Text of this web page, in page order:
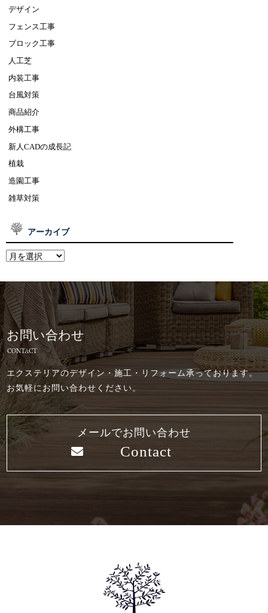
デザイン
フェンス工事
ブロック工事
人工芝
内装工事
台風対策
商品紹介
外構工事
新人CADの成長記
植栽
造園工事
雑草対策
アーカイブ
お問い合わせ
CONTACT
エクステリアのデザイン・施工・リフォーム承っております。
お気軽にお問い合わせください。
メールでお問い合わせ
Contact